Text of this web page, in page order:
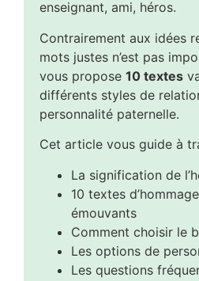
enseignant, ami, héros.
Contrairement aux idées
mots justes n’est pas
vous propose 10 textes
différents styles de
personnalité paternelle.
Cet article vous guide à
La signification de
10 textes
émouvants
Comment choisir le
Les options de
Les questions